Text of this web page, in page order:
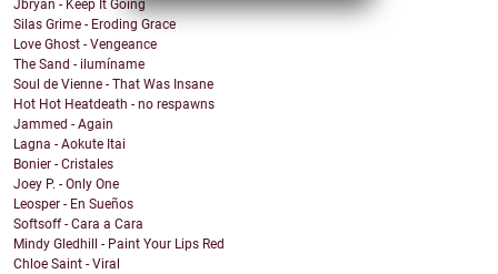
Jbryan - Keep It Going
Silas Grime - Eroding Grace
Love Ghost - Vengeance
The Sand - ilumíname
Soul de Vienne - That Was Insane
Hot Hot Heatdeath - no respawns
Jammed - Again
Lagna - Aokute Itai
Bonier - Cristales
Joey P. - Only One
Leosper - En Sueños
Softsoff - Cara a Cara
Mindy Gledhill - Paint Your Lips Red
Chloe Saint - Viral